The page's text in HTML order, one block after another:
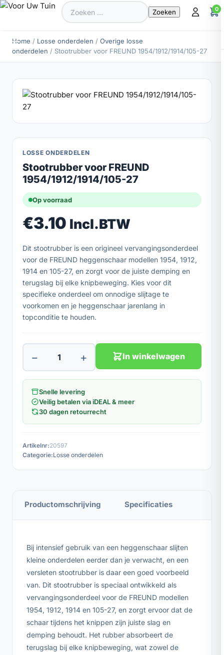
Zoeken
naar:
0
Home / Losse onderdelen / Overige losse
onderdelen / Stootrubber voor FREUND 1954/1912/1914/105-27
LOSSE ONDERDELEN
Stootrubber voor FREUND
1954/1912/1914/105-27
Op voorraad
€3.10 Incl.BTW
Dit stootrubber is een origineel vervangingsonderdeel
voor de FREUND heggenschaar modellen 1954, 1912,
1914 en 105-27, en zorgt voor de juiste demping en
terugslag bij elke knipbeweging. Kies voor dit
specifieke onderdeel om onnodige slijtage te
voorkomen en je heggenschaar jarenlang in
topconditie te houden.
− + In winkelwagen
Snelle levering
Veilig betalen via iDEAL & meer
30 dagen retourrecht
Artikelnr:20597
Categorie:Losse onderdelen
Productomschrijving Specificaties
Bij intensief gebruik van een heggenschaar slijten
kleine onderdelen eerder dan je verwacht, en een
versleten stootrubber is daar een goed voorbeeld
van. Dit stootrubber is speciaal ontwikkeld als
vervangingsonderdeel voor de FREUND modellen
1954, 1912, 1914 en 105-27, en zorgt ervoor dat de
schaar tijdens het knippen zijn juiste slag en
demping behoudt. Het rubber absorbeert de
terugslag bij elke knipbeweging, wat zowel de